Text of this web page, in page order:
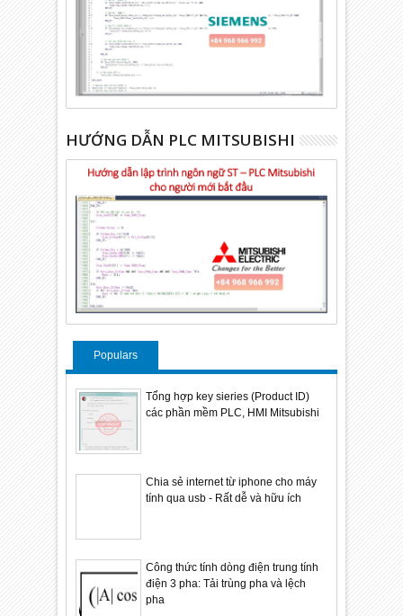
HƯỚNG DẪN PLC MITSUBISHI
Populars
Tổng hợp key sieries (Product ID)
các phần mềm PLC, HMI Mitsubishi
Chia sẻ internet từ iphone cho máy
tính qua usb - Rất dễ và hữu ích
Công thức tính dòng điện trung tính
điện 3 pha: Tải trùng pha và lệch
pha